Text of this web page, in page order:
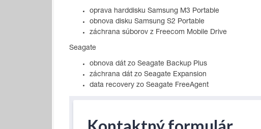
oprava harddisku Samsung M3 Portable
obnova disku Samsung S2 Portable
záchrana súborov z Freecom Mobile Drive
Seagate
obnova dát zo Seagate Backup Plus
záchrana dát zo Seagate Expansion
data recovery zo Seagate FreeAgent